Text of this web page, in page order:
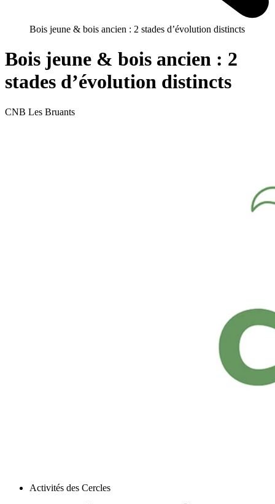
Bois jeune & bois ancien : 2 stades d’évolution distincts
Bois jeune & bois ancien : 2
stades d’évolution distincts
CNB Les Bruants
Activités des Cercles